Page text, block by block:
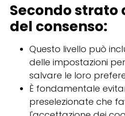
Secondo strato
del consenso:
Questo livello può
delle impostazioni
salvare le loro
È fondamentale
preselezionate che